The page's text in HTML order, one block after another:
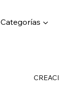
Categorías ▼